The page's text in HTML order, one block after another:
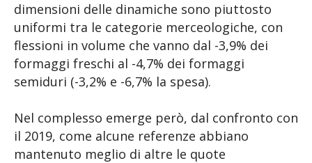
dimensioni delle dinamiche sono piuttosto
uniformi tra le categorie merceologiche, con
flessioni in volume che vanno dal -3,9% dei
formaggi freschi al -4,7% dei formaggi
semiduri (-3,2% e -6,7% la spesa).
Nel complesso emerge però, dal confronto con
il 2019, come alcune referenze abbiano
mantenuto meglio di altre le quote